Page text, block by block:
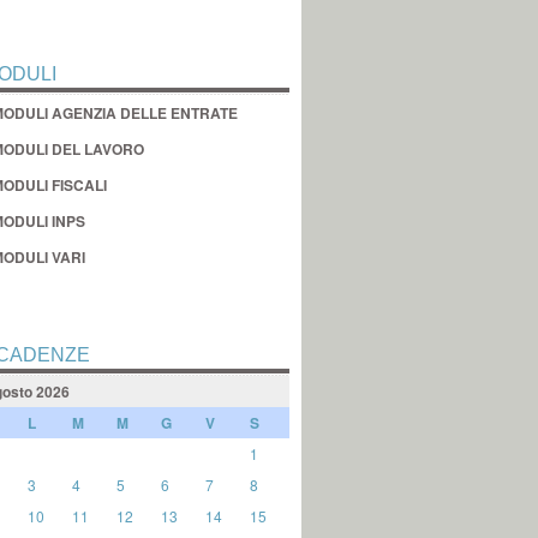
AGENZIA DELLE ENTRATE
DEL LAVORO
FISCALI
INPS
VARI
2026
L M M G V S
1
3 4 5 6 7
8
10 11 12 13 14
15